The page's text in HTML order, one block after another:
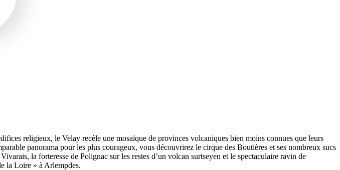
religieux, le Velay recèle une mosaïque de provinces volcaniques bien moins connues que leurs
panorama pour les plus courageux, vous découvrirez le cirque des Boutières et ses nombreux sucs
la forteresse de Polignac sur les restes d’un volcan surtseyen et le spectaculaire ravin de
la Loire » à Arlempdes.